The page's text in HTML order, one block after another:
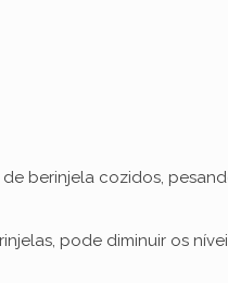
berinjela cozidos,
pode diminuir os